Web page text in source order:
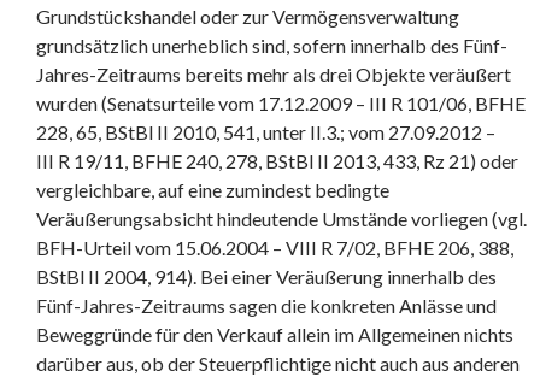
Grundstückshandel oder zur Vermögensverwaltung
grundsätzlich unerheblich sind, sofern innerhalb des Fünf-
Jahres-Zeitraums bereits mehr als drei Objekte veräußert
wurden (Senatsurteile vom 17.12.2009 – III R 101/06, BFHE
228, 65, BStBl II 2010, 541, unter II.3.; vom 27.09.2012 –
III R 19/11, BFHE 240, 278, BStBl II 2013, 433, Rz 21) oder
vergleichbare, auf eine zumindest bedingte
Veräußerungsabsicht hindeutende Umstände vorliegen (vgl.
BFH-Urteil vom 15.06.2004 – VIII R 7/02, BFHE 206, 388,
BStBl II 2004, 914). Bei einer Veräußerung innerhalb des
Fünf-Jahres-Zeitraums sagen die konkreten Anlässe und
Beweggründe für den Verkauf allein im Allgemeinen nichts
darüber aus, ob der Steuerpflichtige nicht auch aus anderen